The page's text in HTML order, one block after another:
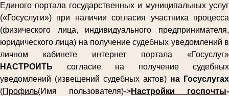
Единого портала государственных и муниципальных услуг
(«Госуслуги») при наличии согласия участника процесса
(физического лица, индивидуального предпринимателя,
юридического лица) на получение судебных уведомлений в
личном кабинете интернет портала «Госуслуг»
НАСТРОИТЬ согласие на получение судебных
уведомлений (извещений судебных актов) на Госуслугах
(Профиль(Имя пользователя)->Настройки госпочты-